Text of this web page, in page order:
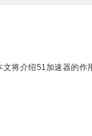
介绍51加速器的作